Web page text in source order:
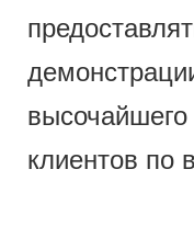
клиентов по